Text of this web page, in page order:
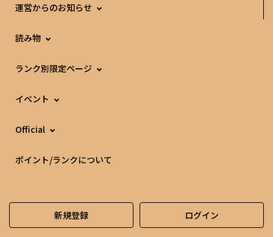
運営からのお知らせ
読み物
ランク別限定ページ
イベント
Official
ポイント/ランクについて
新規登録 ログイン